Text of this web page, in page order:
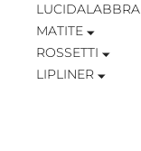
LUCIDALABBRA
MATITE
ROSSETTI
LIPLINER